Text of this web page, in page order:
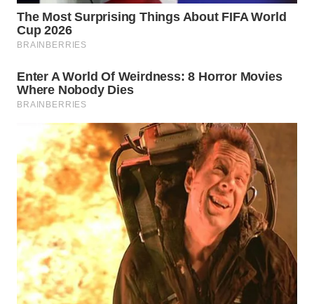
WN
LABUHANBATU
WN
TAPANULI
TENGAH
WN DELI
SERDANG
WN
TEBING
TINGGI
WN
PAKPAK